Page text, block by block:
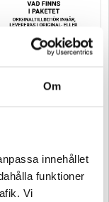
Om
innehållet
funktioner
Vi